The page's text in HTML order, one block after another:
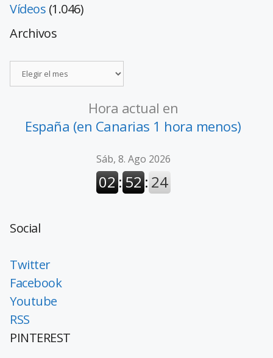
Vídeos (1.046)
Archivos
Hora actual en
España (en Canarias 1 hora menos)
Social
Twitter
Facebook
Youtube
RSS
PINTEREST